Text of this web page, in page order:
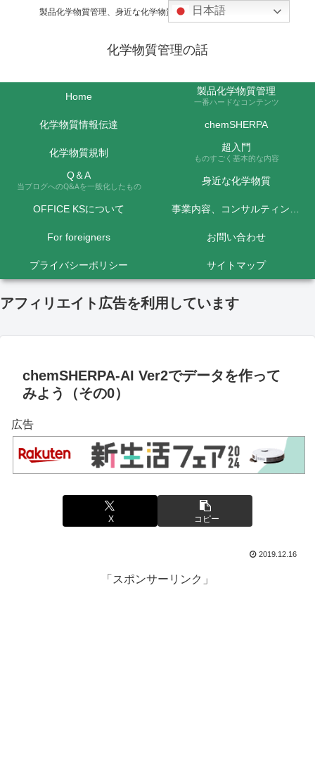
製品化学物質管理、身近な化学物質などの話題を取り上げます
化学物質管理の話
Home 製品化学物質管理
一番ハードなコンテンツ
化学物質情報伝達 chemSHERPA
化学物質規制 超入門
ものすごく基本的な内容
Q＆A
当ブログへのQ&Aを一般化したもの 身近な化学物質
OFFICE KSについて 事業内容、コンサルティング料金など
For foreigners お問い合わせ
プライバシーポリシー サイトマップ
アフィリエイト広告を利用しています
chemSHERPA-AI Ver2でデータを作って
みよう（その0）
広告
X コピー
2019.12.16
「スポンサーリンク」
日本語